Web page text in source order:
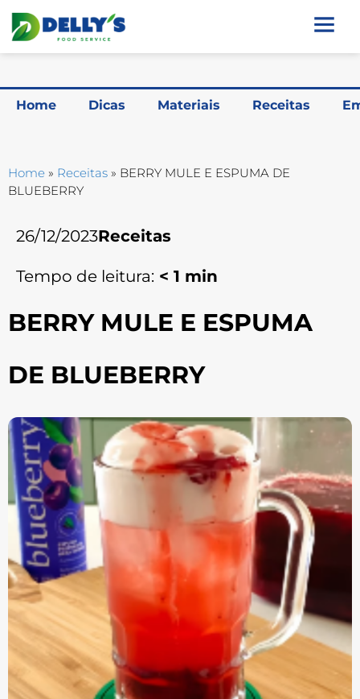
Home Dicas Materiais Receitas
Home » Receitas » BERRY MULE E ESPUMA DE
BLUEBERRY
26/12/2023Receitas
Tempo de leitura: < 1 min
BERRY MULE E ESPUMA
DE BLUEBERRY